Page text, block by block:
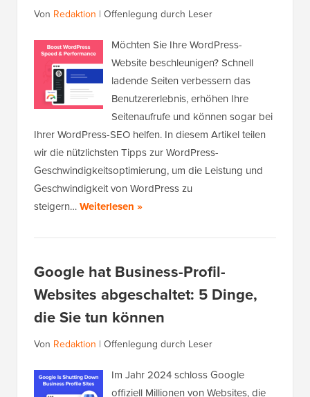
Von Redaktion | Offenlegung durch Leser
Möchten Sie Ihre WordPress-
Website beschleunigen? Schnell
ladende Seiten verbessern das
Benutzererlebnis, erhöhen Ihre
Seitenaufrufe und können sogar bei
Ihrer WordPress-SEO helfen. In diesem Artikel teilen
wir die nützlichsten Tipps zur WordPress-
Geschwindigkeitsoptimierung, um die Leistung und
Geschwindigkeit von WordPress zu
steigern…Weiterlesen »
Google hat Business-Profil-
Websites abgeschaltet: 5 Dinge,
die Sie tun können
Von Redaktion | Offenlegung durch Leser
Im Jahr 2024 schloss Google
offiziell Millionen von Websites, die